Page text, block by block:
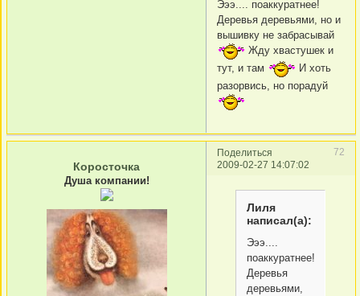
Эээ.... поаккуратнее!
Деревья деревьями, но и
вышивку не забрасывай
Жду хвастушек и
тут, и там
И хоть
разорвись, но порадуй
Поделиться
72
2009-02-27 14:07:02
Коросточка
Душа компании!
Лиля
написал(а):
Эээ....
поаккуратнее!
Деревья
деревьями,